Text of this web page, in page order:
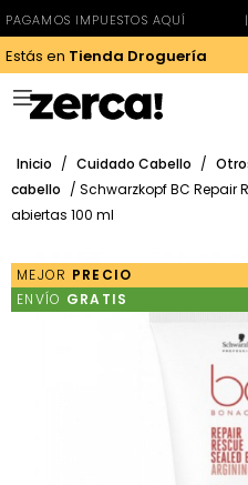
PAGAMOS IMPUESTOS AQUÍ |
Estás en Tienda Droguería
Inicio / Cuidado Cabello /
cabello / Schwarzkopf BC
abiertas 100 ml
MEJOR PRECIO
ENVÍO GRATIS